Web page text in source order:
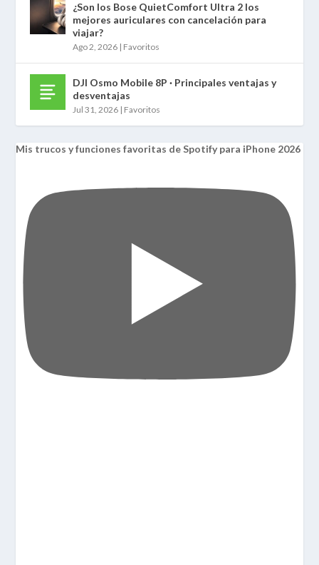
¿Son los Bose QuietComfort Ultra 2 los
mejores auriculares con cancelación para
viajar?
Ago 2, 2026 | Favoritos
DJI Osmo Mobile 8P · Principales ventajas y
desventajas
Jul 31, 2026 | Favoritos
Mis trucos y funciones favoritas de Spotify para iPhone 2026